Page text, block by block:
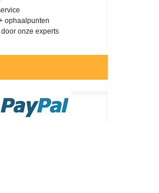
ophaalpunten
onze experts